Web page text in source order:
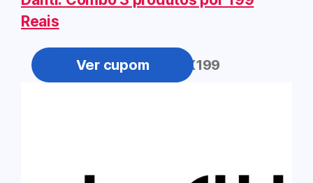
Reais
OUT3X199